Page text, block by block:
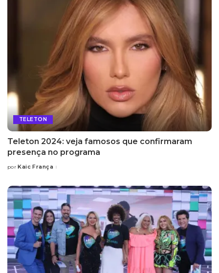
TELETON
Teleton 2024: veja famosos que confirmaram
presença no programa
Posted
por Kaic França